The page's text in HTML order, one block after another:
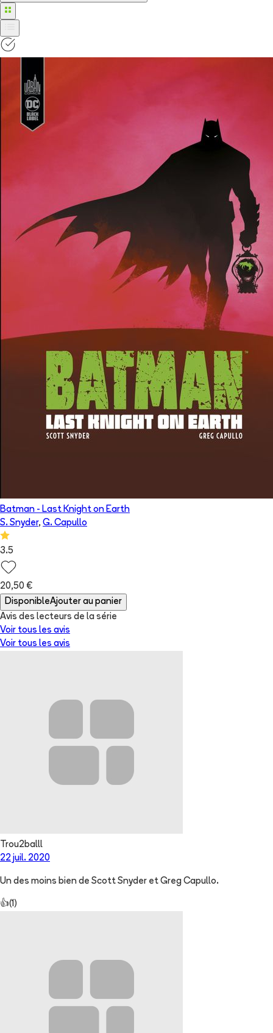
Batman - Last Knight on Earth
S. Snyder, G. Capullo
3.5
20,50 €
DisponibleAjouter au panier
Avis des lecteurs de la série
Voir tous les avis
Voir tous les avis
Trou2balll
22 juil. 2020
Un des moins bien de Scott Snyder et Greg Capullo.
👍(1 )